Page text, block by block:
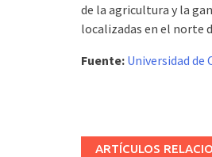
de la agricultura y la
localizadas en el norte
Fuente: Universidad de
ARTÍCULOS